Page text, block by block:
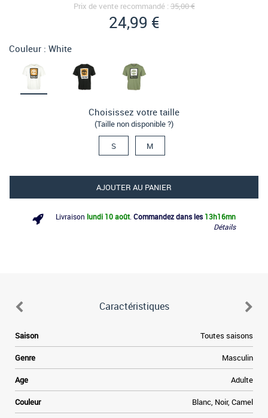
Prix de vente recommandé :35,00 €
24,99 €
Couleur : White
Choisissez votre taille
(Taille non disponible ?)
S M
AJOUTER AU PANIER
Livraison lundi 10 août Commandez dans les 13h16mn
Détails
Caractéristiques
Saison Toutes saisons
Genre Masculin
Age Adulte
Couleur Blanc, Noir, Camel